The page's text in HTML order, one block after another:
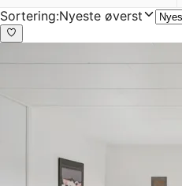
Sortering:Nyeste øverst